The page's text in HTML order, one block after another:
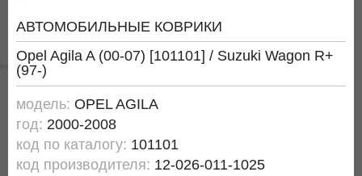
АВТОМОБИЛЬНЫЕ КОВРИКИ
Opel Agila A (00-07) [101101] / Suzuki Wagon R+
(97-)
модель: OPEL AGILA
год: 2000-2008
код по каталогу: 101101
код производителя: 12-026-011-1025